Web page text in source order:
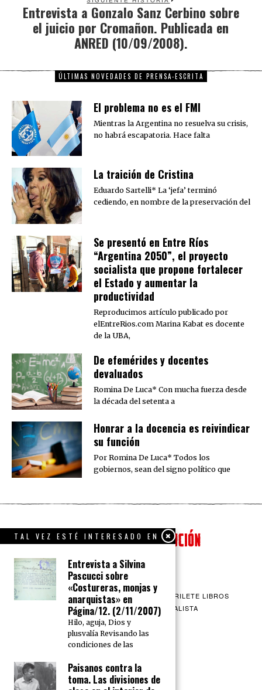
Next
post:
Entrevista a Gonzalo Sanz Cerbino sobre
el juicio por Cromañon. Publicada en
ANRED (10/09/2008).
ÚLTIMAS NOVEDADES DE PRENSA-ESCRITA
El problema no es el FMI
Mientras la Argentina no resuelva su crisis,
no habrá escapatoria. Hace falta
La traición de Cristina
Eduardo Sartelli* La ‘jefa’ terminó
cediendo, en nombre de la preservación del
Se presentó en Entre Ríos
“Argentina 2050”, el proyecto
socialista que propone fortalecer
el Estado y aumentar la
productividad
Reproducimos artículo publicado por
elEntreRios.com Marina Kabat es docente
de la UBA,
De efemérides y docentes
devaluados
Romina De Luca* Con mucha fuerza desde
la década del setenta a
​Honrar a la docencia es reivindicar
su función
Por Romina De Luca* Todos los
gobiernos, sean del signo político que
QUIENES SOMOS CONTACTO
BARRILETE LIBROS
CEICS
ENGLISH VÍA SOCIALISTA
TAL VEZ ESTÉ INTERESADO EN
Entrevista a Silvina
Pascucci sobre
«Costureras, monjas y
anarquistas» en
Página/12. (2/11/2007)
Hilo, aguja, Dios y
plusvalía Revisando las
condiciones de las
Paisanos contra la
toma. Las divisiones de